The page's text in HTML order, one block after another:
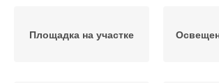
Площадка на участке